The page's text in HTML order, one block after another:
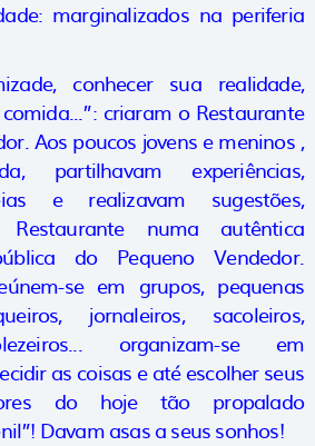
marginalizados na periferia
conhecer sua realidade,
criaram o Restaurante
Aos poucos jovens e meninos ,
partilhavam experiências,
e realizavam sugestões,
numa autêntica
do Pequeno Vendedor.
se em grupos, pequenas
jornaleiros, sacoleiros,
organizam-se em
as coisas e até escolher seus
do hoje tão propalado
Davam asas a seus sonhos!